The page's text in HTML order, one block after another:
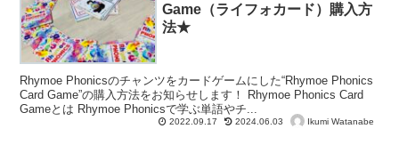
Game（ライフォカード）購入方
法★
Rhymoe Phonicsのチャンツをカードゲームにした“Rhymoe Phonics
Card Game”の購入方法をお知らせします！ Rhymoe Phonics Card
Gameとは Rhymoe Phonicsで学ぶ単語やチ...
2022.09.17 2024.06.03 Ikumi Watanabe